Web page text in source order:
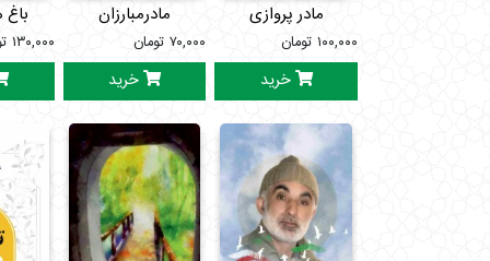
مادر پروازی
۱۰۰,۰۰۰ تومان
خرید
مادرمبارزان
۷۰,۰۰۰ تومان
خرید
۱۳۰,۰۰۰